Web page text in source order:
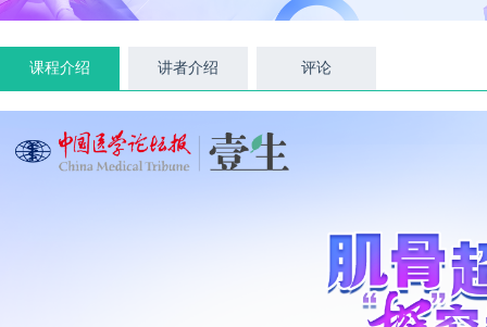
课程介绍 讲者介绍 评论